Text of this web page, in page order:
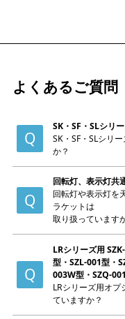
よくあるご質問
SK・SF・SLシリ
SK・SF・SLシリ
か？
回転灯、表示灯共
回転灯や表示灯を
ラケットは
取り扱っています
LRシリーズ用
型・SZL-001型・
003W型・SZQ-
LRシリーズ用オプ
ていますか？